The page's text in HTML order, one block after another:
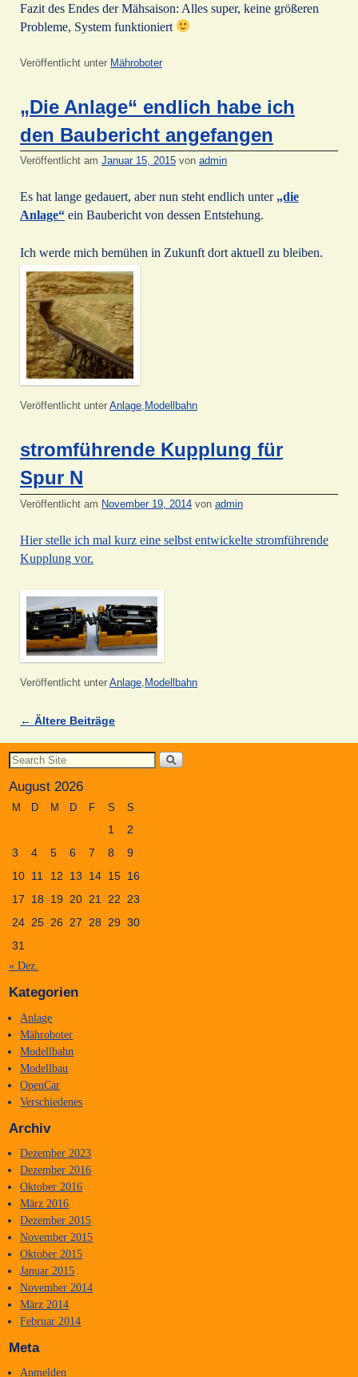
Fazit des Endes der Mähsaison: Alles super, keine größeren
Probleme, System funktioniert
Veröffentlicht unter Mähroboter
„Die Anlage“ endlich habe ich
den Baubericht angefangen
Veröffentlicht am Januar 15, 2015 von admin
Es hat lange gedauert, aber nun steht endlich unter „die
Anlage“ ein Baubericht von dessen Entstehung.
Ich werde mich bemühen in Zukunft dort aktuell zu bleiben.
Veröffentlicht unter Anlage, Modellbahn
stromführende Kupplung für
Spur N
Veröffentlicht am November 19, 2014 von admin
Hier stelle ich mal kurz eine selbst entwickelte stromführende
Kupplung vor.
Veröffentlicht unter Anlage, Modellbahn
Artikelnavigation
← Ältere Beiträge
August 2026
M D M D F S S
1
2
3
4 5 6 7 8
9
10 11 12 13 14 15 16
17
18 19 20 21 22
23
24 25 26 27 28 29 30
31
« Dez.
Kategorien
Anlage
Mähroboter
Modellbahn
Modellbau
OpenCar
Verschiedenes
Archiv
Dezember 2023
Dezember 2016
Oktober 2016
März 2016
Dezember 2015
November 2015
Oktober 2015
Januar 2015
November 2014
März 2014
Februar 2014
Meta
Anmelden